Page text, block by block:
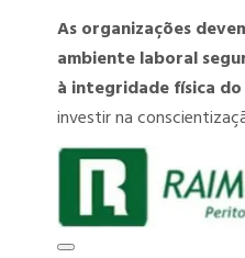
As organizações
ambiente laboral
à integridade física
investir na